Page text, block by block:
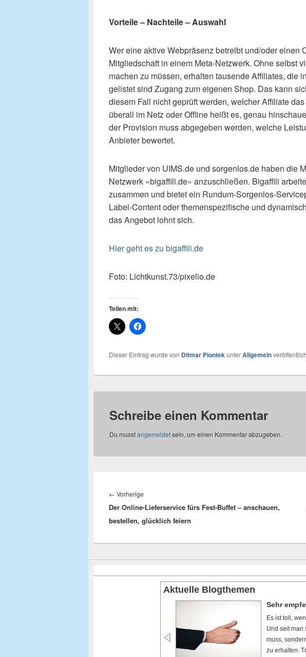
Vorteile – Nachteile – Auswahl
Wer eine aktive Webpräsenz betreibt und/oder einen
Mitgliedschaft in einem Meta-Netzwerk. Ohne selbst
machen zu müssen, erhalten tausende Affiliates, die
gelistet sind Zugang zum eigenen Shop. Das kann
diesem Fall nicht geprüft werden, welcher Affiliate
überall im Netz oder Offline heißt es, genau
der Provision muss abgegeben werden, welche
Anbieter bewertet.
Mitglieder von UIMS.de und sorgenlos.de haben die
Netzwerk »bigaffili.de« anzuschließen. Bigaffili
zusammen und bietet ein Rundum-Sorgenlos-
Label-Content oder themenspezifische und
das Angebot lohnt sich.
Hier geht es zu bigaffili.de
Foto: Lichtkunst.73/pixelio.de
Teilen mit:
Dieser Eintrag wurde von Ditmar PiontekunterAllgemein
Schreibe einen Kommentar
Du musstangemeldetsein, um einen Kommentar abzugeben.
← Vorherige
Beitrag:
Der Online-Lieferservice fürs Fest-Buffet – anschauen,
bestellen, glücklich feiern
Aktuelle Blogthemen
Sehr
Es ist toll,
Und seit man
muss,
zu erhalten.